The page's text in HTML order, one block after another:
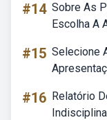
#14 Sobre As
Escolha A
#15 Selecione
#16 Relatório